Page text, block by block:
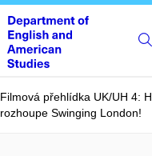
Filmová přehlídka UK/UH 4:
rozhoupe Swinging London!